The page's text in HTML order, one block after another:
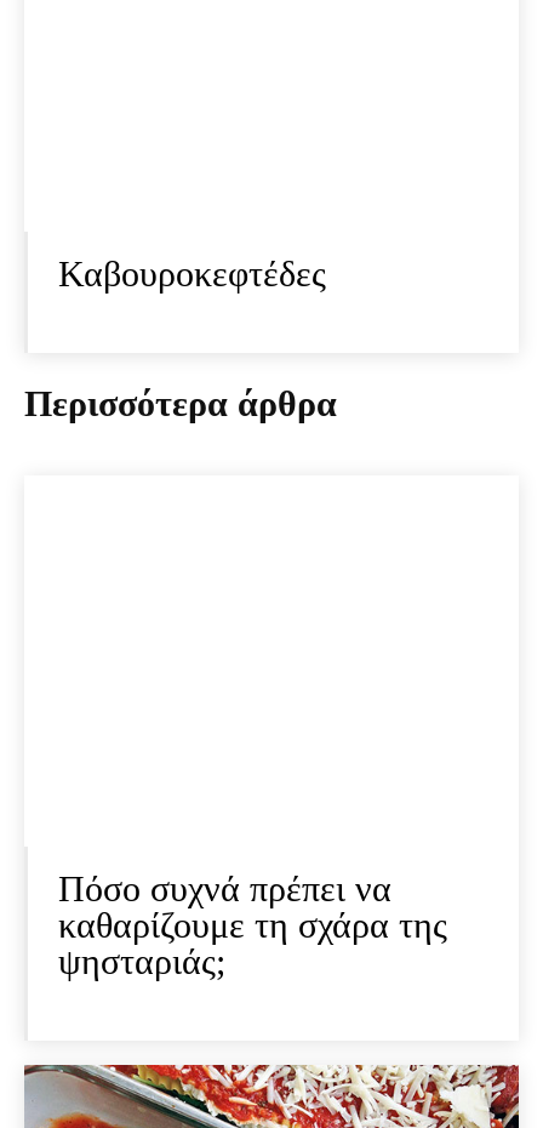
Καβουροκεφτέδες
Περισσότερα άρθρα
Πόσο συχνά πρέπει να
καθαρίζουμε τη σχάρα της
ψησταριάς;